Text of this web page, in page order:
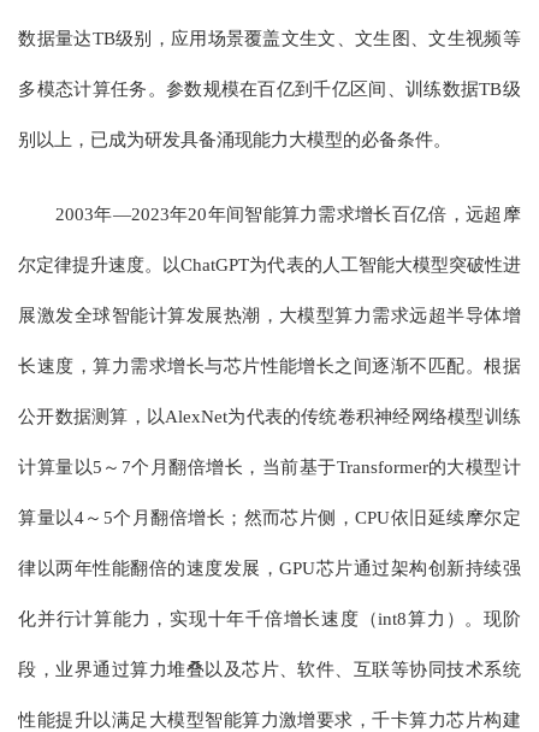
数据量达TB级别，应用场景覆盖文生文、文生图、文生视频等
多模态计算任务。参数规模在百亿到千亿区间、训练数据TB级
别以上，已成为研发具备涌现能力大模型的必备条件。
2003年—2023年20年间智能算力需求增长百亿倍，远超摩
尔定律提升速度。以ChatGPT为代表的人工智能大模型突破性进
展激发全球智能计算发展热潮，大模型算力需求远超半导体增
长速度，算力需求增长与芯片性能增长之间逐渐不匹配。根据
公开数据测算，以AlexNet为代表的传统卷积神经网络模型训练
计算量以5～7个月翻倍增长，当前基于Transformer的大模型计
算量以4～5个月翻倍增长；然而芯片侧，CPU依旧延续摩尔定
律以两年性能翻倍的速度发展，GPU芯片通过架构创新持续强
化并行计算能力，实现十年千倍增长速度（int8算力）。现阶
段，业界通过算力堆叠以及芯片、软件、互联等协同技术系统
性能提升以满足大模型智能算力激增要求，千卡算力芯片构建